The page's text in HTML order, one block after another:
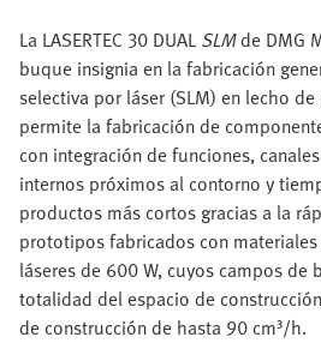
La LASERTEC 30 DUAL SLMde DMG
buque insignia en la fabricación
selectiva por láser (SLM) en lecho
permite la fabricación de
con integración de funciones,
internos próximos al contorno y
productos más cortos gracias a la
prototipos fabricados con
láseres de 600 W, cuyos campos de
totalidad del espacio de
de construcción de hasta 90 cm³/h.